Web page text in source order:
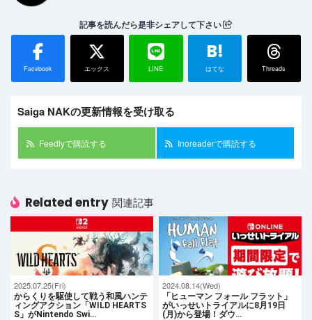
記事を読んだら是非シェアして下さい
Facebook エックス LINE
B!
はてな Threads
Saiga NAKの更新情報を受け取る
Feedlyで購読する Inoreaderで購読する
Related entry 関連記事
2025.07.25(Fri)
からくりを駆使して戦う和風ハンテ
ィングアクション「WILD HEARTS
S」がNintendo Swi…
2024.08.14(Wed)
「ヒューマン フォール フラット」
がいっせいトライアルに8月19日
(月)から登場！ダウ…